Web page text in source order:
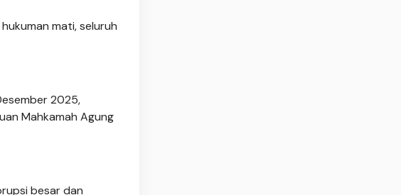
mati, seluruh
2025,
Mahkamah Agung
besar dan